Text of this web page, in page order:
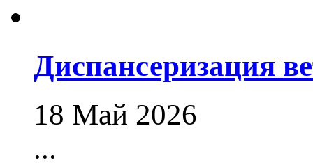
Диспансеризация
18 Май 2026
...